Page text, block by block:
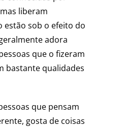
liberam
estão sob o efeito do
adora
que o fizeram
bastante qualidades
que pensam
gosta de coisas